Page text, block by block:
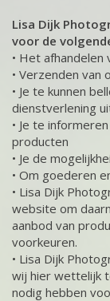
Lisa Dijk
voor de
• Het afhandelen
• Verzenden
• Je te kunnen
dienstverlening
• Je te
producten
• Je de
• Om goederen
• Lisa Dijk
website om
aanbod van
voorkeuren.
• Lisa Dijk
wij hier wettelijk
nodig hebben